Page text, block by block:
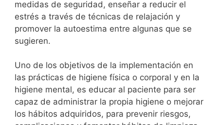
medidas de seguridad, enseñar a reducir el
estrés a través de técnicas de relajación y
promover la autoestima entre algunas que se
sugieren.
Uno de los objetivos de la implementación en
las prácticas de higiene física o corporal y en la
higiene mental, es educar al paciente para ser
capaz de administrar la propia higiene o mejorar
los hábitos adquiridos, para prevenir riesgos,